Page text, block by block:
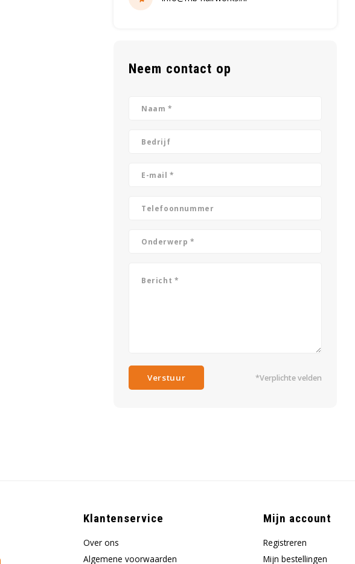
Neem contact op
Verstuur *Verplichte velden
Klantenservice
Over ons
Algemene voorwaarden
Mijn account
Registreren
Mijn bestellingen